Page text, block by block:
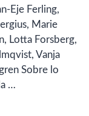
Eje Ferling,
Marie
Lotta Forsberg,
Vanja
Sobre lo
…